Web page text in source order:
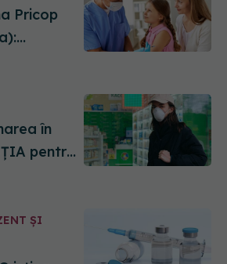
cheia".
care
pentru
ajunge
decât
ȘI